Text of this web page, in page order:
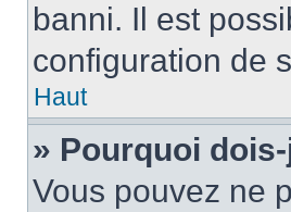
banni. Il est
configuration de
Haut
» Pourquoi
Vous pouvez ne